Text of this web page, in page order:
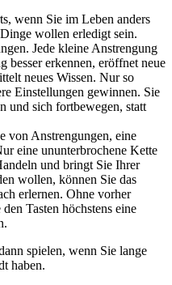
wenn Sie im Leben anders
wollen erledigt sein.
Jede kleine Anstrengung
besser erkennen, eröffnet neue
neues Wissen. Nur so
Einstellungen gewinnen. Sie
und sich fortbewegen, statt
von Anstrengungen, eine
eine ununterbrochene Kette
und bringt Sie Ihrer
wollen, können Sie das
erlernen. Ohne vorher
Tasten höchstens eine
spielen, wenn Sie lange
haben.